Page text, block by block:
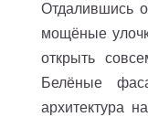
Отдалившись
мощёные
открыть
Белёные
архитектура